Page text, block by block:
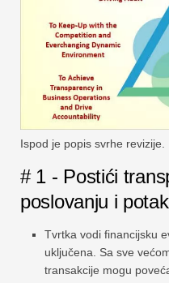
Ispod je popis svrhe revizije.
# 1 - Postići
poslovanju i
Tvrtka vodi financijsku
uključena. Sa sve
transakcije mogu